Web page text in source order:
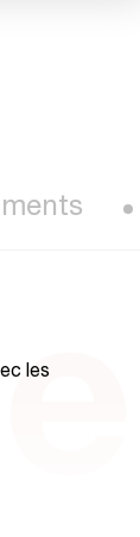
les